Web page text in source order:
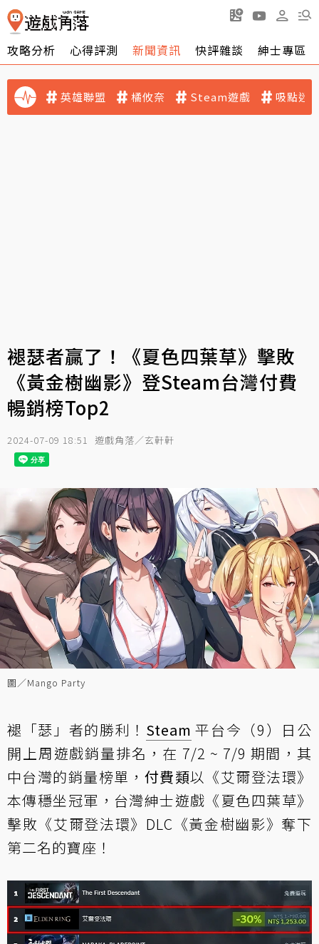
攻略分析 心得評測 新聞資訊 快評雜談 紳士專區
英雄聯盟 橘攸奈 Steam遊戲 吸點迷
褪瑟者贏了！《夏色四葉草》擊敗
《黃金樹幽影》登Steam台灣付費
暢銷榜Top2
2024-07-09 18:51 遊戲角落／玄軒軒
圖／Mango Party
褪「瑟」者的勝利！ Steam 平台今（9）日公
開上周遊戲銷量排名，在 7/2 ~ 7/9 期間，其
中台灣的銷量榜單， 付費類以《艾爾登法環》
本傳穩坐冠軍，台灣紳士遊戲《夏色四葉草》
擊敗《艾爾登法環》DLC《黃金樹幽影》奪下
第二名的寶座！